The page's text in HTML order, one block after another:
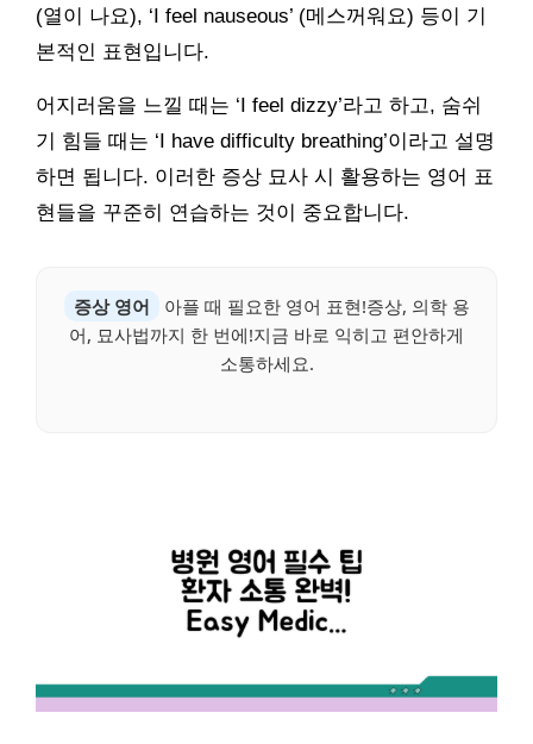
(열이 나요), ‘I feel nauseous’ (메스꺼워요) 등이 기
본적인 표현입니다.
어지러움을 느낄 때는 ‘I feel dizzy’라고 하고, 숨쉬
기 힘들 때는 ‘I have difficulty breathing’이라고 설명
하면 됩니다. 이러한 증상 묘사 시 활용하는 영어 표
현들을 꾸준히 연습하는 것이 중요합니다.
증상 영어
아플 때 필요한 영어 표현!증상, 의학 용
어, 묘사법까지 한 번에!지금 바로 익히고 편안하게
소통하세요.